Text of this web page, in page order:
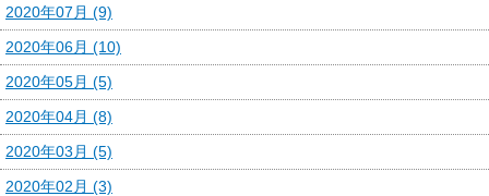
2020年07月 (9)
2020年06月 (10)
2020年05月 (5)
2020年04月 (8)
2020年03月 (5)
2020年02月 (3)